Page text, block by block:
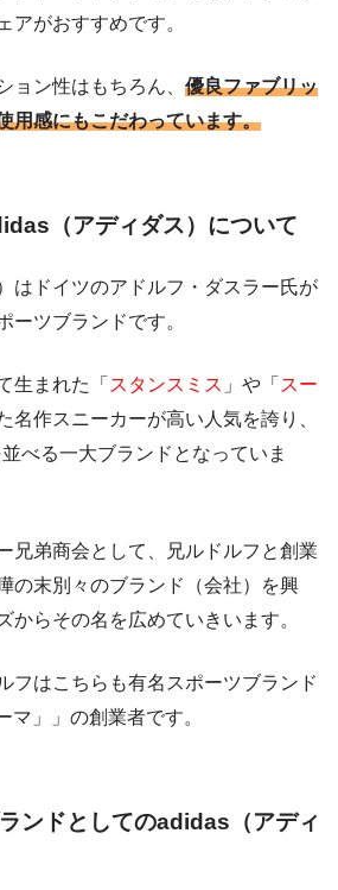
アがおすすめです。
ョン性はもちろん、 優良ファブリッ
用感にもこだわっています。
（アディダス）について
はドイツのアドルフ・ダスラー氏が
ーツブランドです。
生まれた「 スタンスミス 」や「 スー
名作スニーカーが高い人気を誇り、
べる一大ブランドとなっていま
兄弟商会として、兄ルドルフと創業
の末別々のブランド（会社）を興
からその名を広めていきいます。
フはこちらも有名スポーツブランド
マ」」の創業者です。
ンドとしてのadidas（アディ